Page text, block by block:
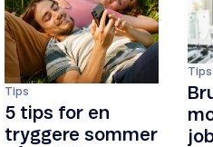
Tips
5 tips for en
tryggere sommer
Tips